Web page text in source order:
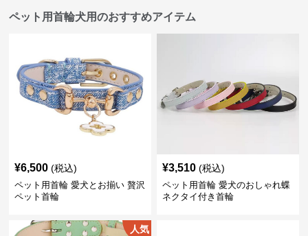
ペット用首輪犬用のおすすめアイテム
¥6,500 (税込)
ペット用首輪 愛犬とお揃い 贅沢
ペット首輪
¥3,510 (税込)
ペット用首輪 愛犬のおしゃれ蝶
ネクタイ付き首輪
人気